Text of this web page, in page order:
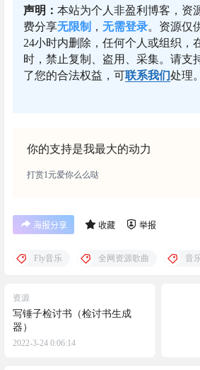
声明： 本站为个人非盈利博客，资
费分享无限制 ， 无需登录。资源仅
24小时内删除，任何个人或组织，
时，禁止复制、盗用、采集。请支
了您的合法权益，可联系我们处理。
你的支持是我最大的动力
打赏1元爱你么么哒
海报分享 收藏 举报
Fly音乐 全网资源歌曲 音
资源
写锤子检讨书（检讨书生成
器）
2022-3-24 0:06:14